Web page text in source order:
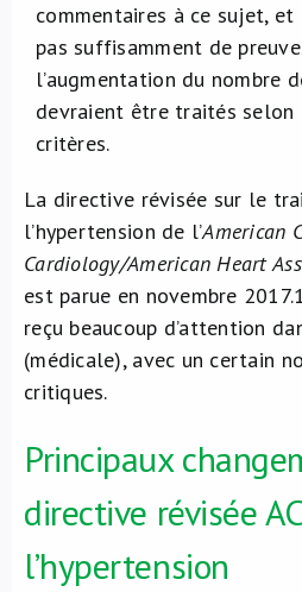
commentaires à ce sujet, et
pas suffisamment de
l’augmentation du nombre
devraient être traités selon
critères.
La directive révisée sur le
l’hypertension de l’American
Cardiology/American Heart
est parue en novembre 2017.1
reçu beaucoup d’attention
(médicale), avec un certain
critiques.
Principaux
directive révisée
l’hypertension